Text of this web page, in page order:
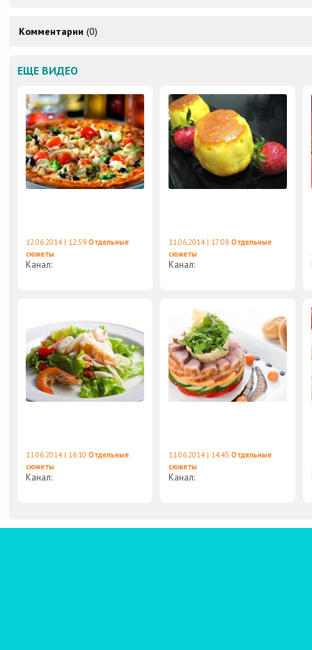
Комментарии (0)
ЕЩЕ ВИДЕО
12.06.2014 | 12:59 Отдельные
сюжеты
Канал:
11.06.2014 | 17:08 Отдельные
сюжеты
Канал:
11.06.2014 | 16:10 Отдельные
сюжеты
Канал:
11.06.2014 | 14:45 Отдельные
сюжеты
Канал: